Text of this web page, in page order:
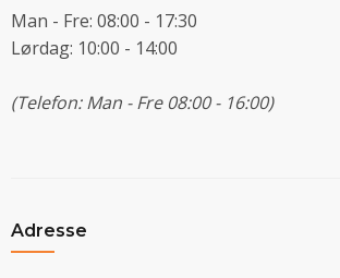
Man - Fre: 08:00 - 17:30
Lørdag: 10:00 - 14:00
(Telefon: Man - Fre 08:00 - 16:00)
Adresse